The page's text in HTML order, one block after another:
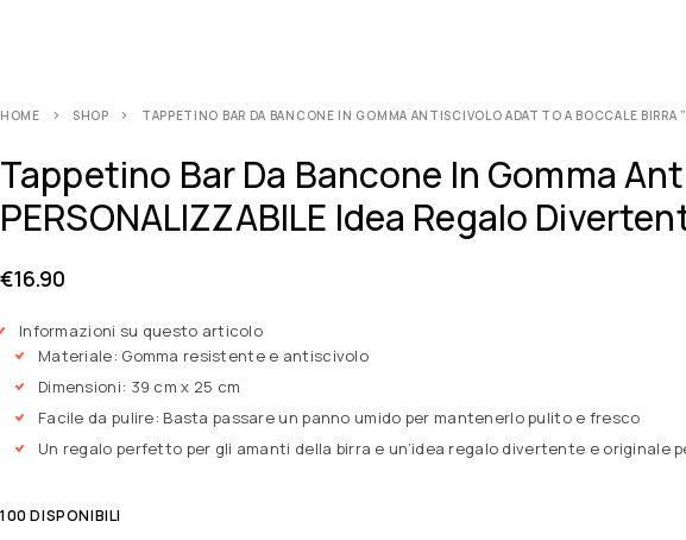
HOME SHOP TAPPETINO BAR DA BANCONE IN GOMMA ANTISCIVOLO ADATTO A BOCCALE BIRRA
Tappetino Bar Da Bancone In Gomma
PERSONALIZZABILE Idea Regalo
€16.90
Informazioni su questo articolo
Materiale: Gomma resistente e antiscivolo
Dimensioni: 39 cm x 25 cm
Facile da pulire: Basta passare un panno umido per mantenerlo pulito e fresco
Un regalo perfetto per gli amanti della birra e un’idea regalo divertente e originale
100 DISPONIBILI